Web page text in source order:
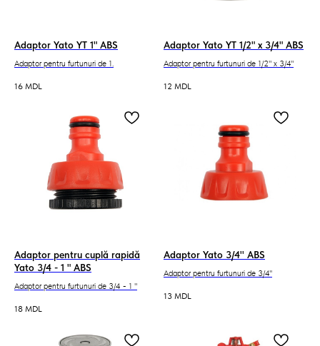
Adaptor Yato YT 1" ABS
Adaptor pentru furtunuri de 1.
16 MDL
Adaptor Yato YT 1/2" x 3/4" ABS
Adaptor pentru furtunuri de 1/2" x 3/4"
12 MDL
Adaptor pentru cuplă rapidă
Yato 3/4 - 1 " ABS
Adaptor pentru furtunuri de 3/4 - 1 "
18 MDL
Adaptor Yato 3/4'' ABS
Adaptor pentru furtunuri de 3/4''
13 MDL